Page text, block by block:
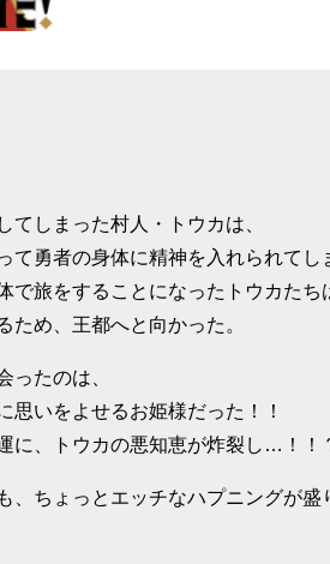
てしまった村人・トウカは、
て勇者の身体に精神を入れられてし
で旅をすることになったトウカたち
ため、王都へと向かった。
ったのは、
思いをよせるお姫様だった！！
に、トウカの悪知恵が炸裂し…！！
、ちょっとエッチなハプニングが盛